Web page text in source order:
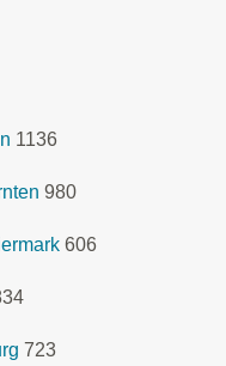
1136
980
606
723